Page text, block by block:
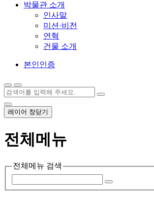
박물관 소개
인사말
미션·비전
연혁
건물 소개
본인인증
레이어 창닫기
전체메뉴
전체메뉴 검색